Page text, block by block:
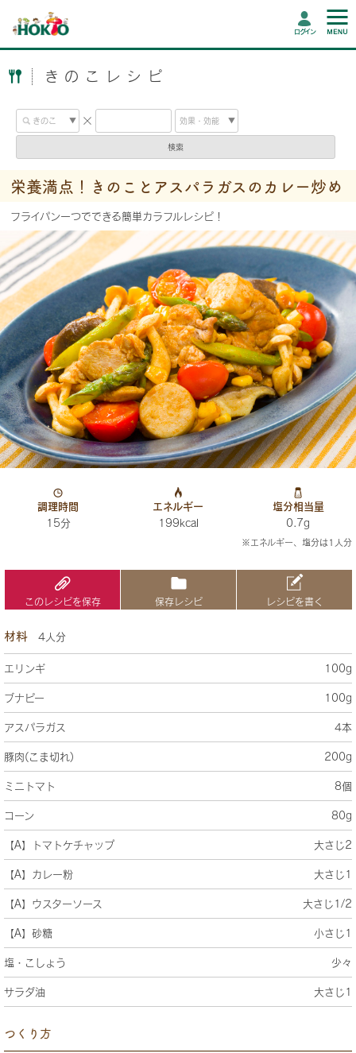
ログイン
きのこレシピ
検索
栄養満点！きのことアスパラガスのカレー炒め
フライパン一つでできる簡単カラフルレシピ！
調理時間
15分
エネルギー
199kcal
塩分相当量
0.7g
※エネルギー、塩分は1人分
このレシピを保存 保存レシピ レシピを書く
材料 4人分
エリンギ 100g
ブナピー 100g
アスパラガス 4本
豚肉(こま切れ) 200g
ミニトマト 8個
コーン 80g
【A】トマトケチャップ 大さじ2
【A】カレー粉 大さじ1
【A】ウスターソース 大さじ1/2
【A】砂糖 小さじ1
塩・こしょう 少々
サラダ油 大さじ1
つくり方